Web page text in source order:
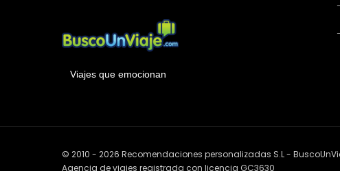
Viajes que emocionan
© 2010 - 2026 Recomendaciones personalizadas S.L -
Agencia de viajes registrada con licencia GC3630